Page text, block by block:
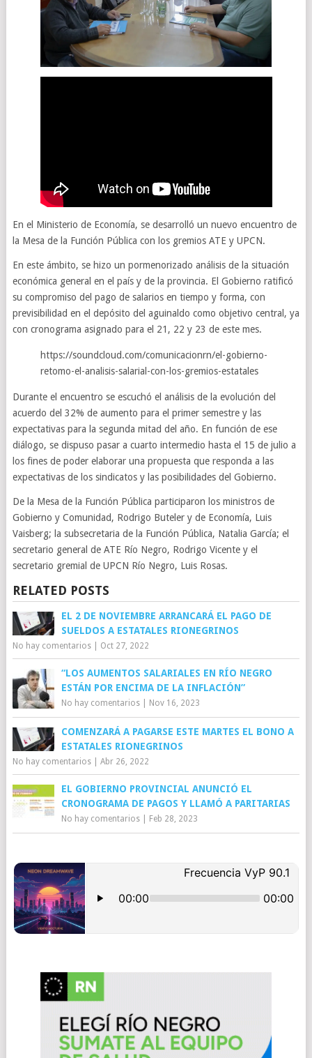
En el Ministerio de Economía, se desarrolló un nuevo encuentro de
la Mesa de la Función Pública con los gremios ATE y UPCN.
En este ámbito, se hizo un pormenorizado análisis de la situación
económica general en el país y de la provincia. El Gobierno ratificó
su compromiso del pago de salarios en tiempo y forma, con
previsibilidad en el depósito del aguinaldo como objetivo central, ya
con cronograma asignado para el 21, 22 y 23 de este mes.
https://soundcloud.com/comunicacionrn/el-gobierno-
retomo-el-analisis-salarial-con-los-gremios-estatales
Durante el encuentro se escuchó el análisis de la evolución del
acuerdo del 32% de aumento para el primer semestre y las
expectativas para la segunda mitad del año. En función de ese
diálogo, se dispuso pasar a cuarto intermedio hasta el 15 de julio a
los fines de poder elaborar una propuesta que responda a las
expectativas de los sindicatos y las posibilidades del Gobierno.
De la Mesa de la Función Pública participaron los ministros de
Gobierno y Comunidad, Rodrigo Buteler y de Economía, Luis
Vaisberg; la subsecretaria de la Función Pública, Natalia García; el
secretario general de ATE Río Negro, Rodrigo Vicente y el
secretario gremial de UPCN Río Negro, Luis Rosas.
RELATED POSTS
EL 2 DE NOVIEMBRE ARRANCARÁ EL PAGO DE
SUELDOS A ESTATALES RIONEGRINOS
No hay comentarios| Oct 27, 2022
“LOS AUMENTOS SALARIALES EN RÍO NEGRO
ESTÁN POR ENCIMA DE LA INFLACIÓN”
No hay comentarios| Nov 16, 2023
COMENZARÁ A PAGARSE ESTE MARTES EL BONO A
ESTATALES RIONEGRINOS
No hay comentarios| Abr 26, 2022
EL GOBIERNO PROVINCIAL ANUNCIÓ EL
CRONOGRAMA DE PAGOS Y LLAMÓ A PARITARIAS
No hay comentarios| Feb 28, 2023